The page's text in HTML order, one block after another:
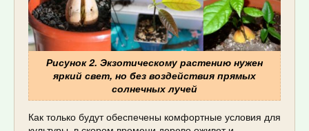
Рисунок 2. Экзотическому растению нужен
яркий свет, но без воздействия прямых
солнечных лучей
Как только будут обеспечены комфортные условия для